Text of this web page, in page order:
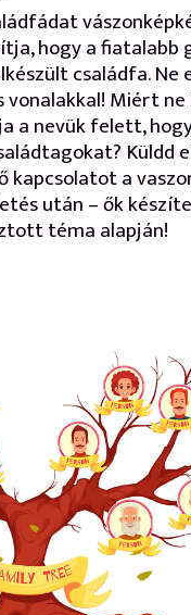
hogy a fiatalabb
családfa. Ne
Miért
a nevük felett,
Küldd
a
után – ők
téma alapján!